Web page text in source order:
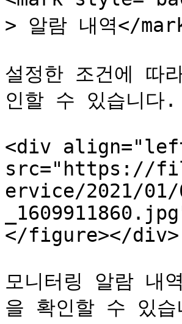
> 알람 내역</
설정한 조건에 따
인할 수 있습니다.
<div
src="https://
ervice/2021/01/
</figure></div>
모니터링 알람 내
을 확인할 수 있습